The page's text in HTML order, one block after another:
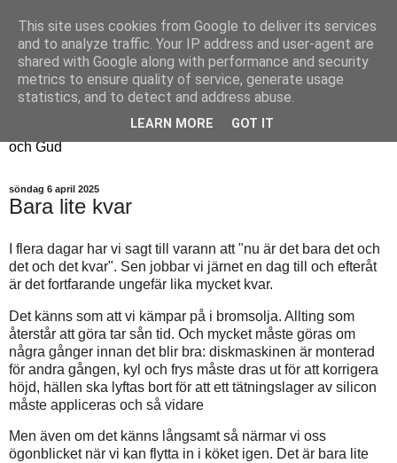
Fyren
Fyren finns för att sprida ljus i mörkret
För att påminna om guldkanterna i tillvaron
Här samsas jakt, hantverk, odling, och andra tankar om livet
och Gud
söndag 6 april 2025
Bara lite kvar
I flera dagar har vi sagt till varann att "nu är det bara det och
det och det kvar". Sen jobbar vi järnet en dag till och efteråt
är det fortfarande ungefär lika mycket kvar.
Det känns som att vi kämpar på i bromsolja. Allting som
återstår att göra tar sån tid. Och mycket måste göras om
några gånger innan det blir bra: diskmaskinen är monterad
för andra gången, kyl och frys måste dras ut för att korrigera
höjd, hällen ska lyftas bort för att ett tätningslager av silicon
måste appliceras och så vidare
Men även om det känns långsamt så närmar vi oss
ögonblicket när vi kan flytta in i köket igen. Det är bara lite
This site uses cookies from Google to deliver its services
and to analyze traffic. Your IP address and user-agent are
shared with Google along with performance and security
metrics to ensure quality of service, generate usage
statistics, and to detect and address abuse.
LEARN MORE GOT IT